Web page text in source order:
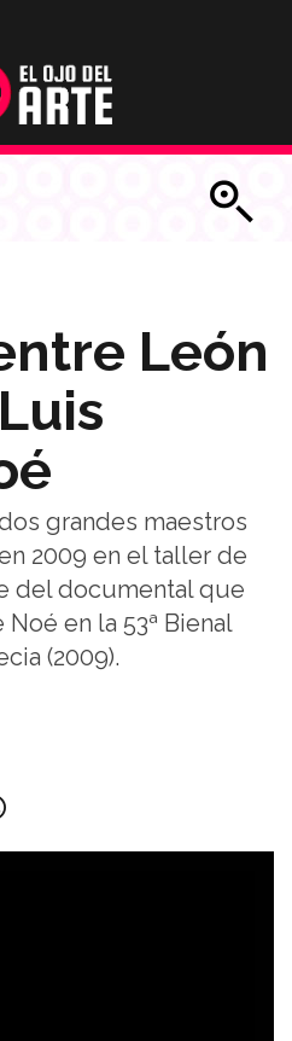
León
grandes maestros
2009 en el taller de
del documental que
en la 53ª Bienal
(2009).